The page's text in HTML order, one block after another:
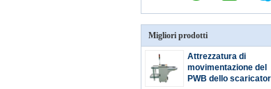
Migliori prodotti
Attrezzatura di
movimentazione del
PWB dello